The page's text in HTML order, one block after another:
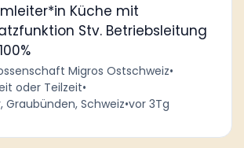
Küche mit
Stv. Betriebsleitung
Migros Ostschweiz•
oder Teilzeit•
Graubünden, Schweiz•vor 3Tg